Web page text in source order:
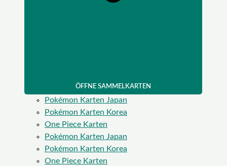
ÖFFNE SAMMELKARTEN
Pokémon Karten Japan
Pokémon Karten Korea
One Piece Karten
Pokémon Karten Japan
Pokémon Karten Korea
One Piece Karten